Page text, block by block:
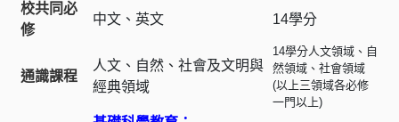
校共同必
修
中文、英文 14學分
通識課程
人文、自然、社會及文明與
經典領域
14學分人文領域、自
然領域、社會領域
(以上三領域各必修
一門以上)